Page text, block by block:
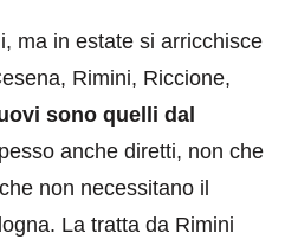
ma in estate si arricchisce
Rimini, Riccione,
sono quelli dal
anche diretti, non che
non necessitano il
La tratta da Rimini